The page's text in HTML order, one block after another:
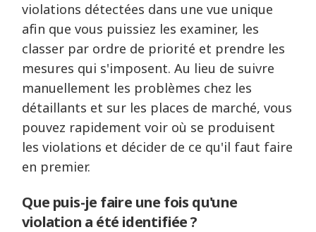
violations détectées dans une vue unique
afin que vous puissiez les examiner, les
classer par ordre de priorité et prendre les
mesures qui s'imposent. Au lieu de suivre
manuellement les problèmes chez les
détaillants et sur les places de marché, vous
pouvez rapidement voir où se produisent
les violations et décider de ce qu'il faut faire
en premier.
Que puis-je faire une fois qu'une
violation a été identifiée ?